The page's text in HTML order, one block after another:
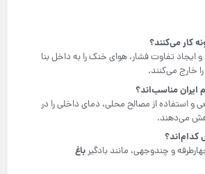
کار می‌کنند؟
و ایجاد تفاوت فشار، هوای خنک را به داخل بنا
خارج می‌کنند.
ایران مناسب‌اند؟
و استفاده از مصالح محلی، دمای داخلی را در
می‌دهند.
کدام‌اند؟
و چندوجهی، مانند بادگیرباغ